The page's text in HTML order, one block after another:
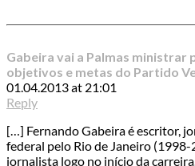
Gabeira vai a Palmas ministrar
objetivos e metas do Partido
01.04.2013 at 21:01
Reply
[…] Fernando Gabeira é escritor,
federal pelo Rio de Janeiro
jornalista logo no início da